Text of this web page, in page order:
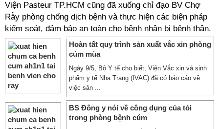
Viện Pasteur TP.HCM cũng đã xuống chỉ đạo BV Chợ
Rẫy phòng chống dịch bệnh và thực hiện các biện pháp
kiểm soát, đảm bảo an toàn cho bệnh nhân bị bệnh thận.
Hoàn tất quy trình sản xuất vắc xin phòng
cúm mùa
Ngày 9/5, Bộ Y tế cho biết, Viện Vắc xin và sinh
phẩm y tế Nha Trang (IVAC) đã có báo cáo về
việc sản ...
BS Đông y nói về công dụng của tỏi
trong phòng bệnh cúm